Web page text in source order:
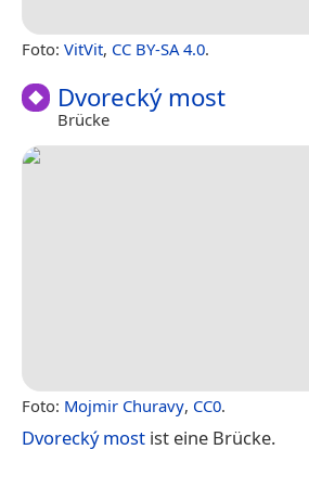
Foto: VitVit, CC BY-SA 4.0.
Dvorecký most
Brücke
Foto: Mojmir Churavy, CC0.
Dvorecký most ist eine Brücke.